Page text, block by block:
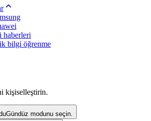
haberleri
bilgi öğrenme
kişiselleştirin.
Gündüz modunu seçin.